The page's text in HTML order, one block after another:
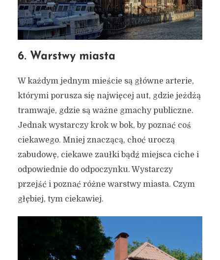
6. Warstwy miasta
W każdym jednym mieście są główne arterie,
którymi porusza się najwięcej aut, gdzie jeżdżą
tramwaje, gdzie są ważne gmachy publiczne.
Jednak wystarczy krok w bok, by poznać coś
ciekawego. Mniej znaczącą, choć uroczą
zabudowę, ciekawe zaułki bądź miejsca ciche i
odpowiednie do odpoczynku. Wystarczy
przejść i poznać różne warstwy miasta. Czym
głębiej, tym ciekawiej.